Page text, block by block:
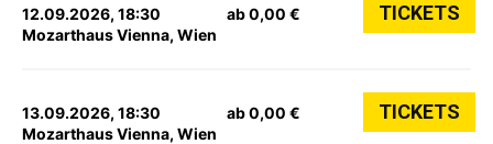
12.09.2026, 18:30
Mozarthaus Vienna, Wien
ab 0,00 € TICKETS
13.09.2026, 18:30
Mozarthaus Vienna, Wien
ab 0,00 € TICKETS